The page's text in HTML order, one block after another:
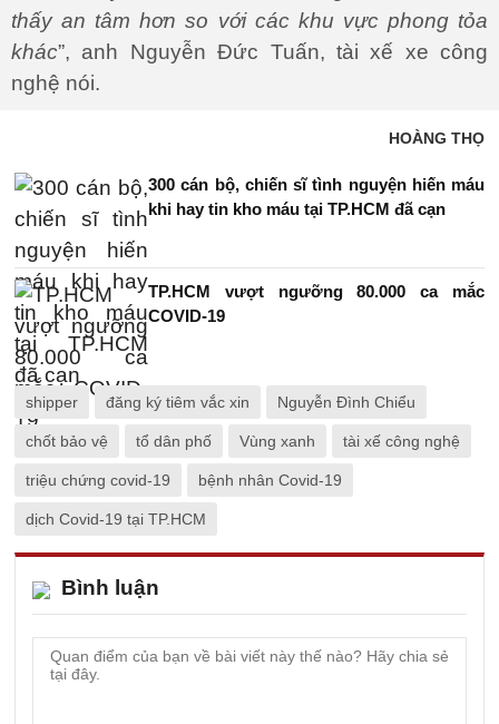
thấy an tâm hơn so với các khu vực phong tỏa
khác”, anh Nguyễn Đức Tuấn, tài xế xe công
nghệ nói.
HOÀNG THỌ
300 cán bộ, chiến sĩ tình nguyện hiến máu
khi hay tin kho máu tại TP.HCM đã cạn
TP.HCM vượt ngưỡng 80.000 ca mắc
COVID-19
shipper đăng ký tiêm vắc xin Nguyễn Đình Chiểu
chốt bảo vệ tổ dân phố Vùng xanh tài xế công nghệ
triệu chứng covid-19 bệnh nhân Covid-19
dịch Covid-19 tại TP.HCM
Bình luận